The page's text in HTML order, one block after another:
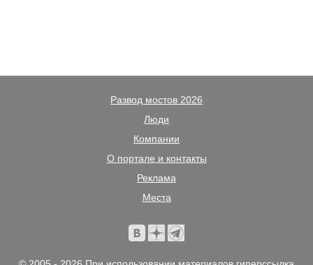
Развод мостов 2026
Люди
Компании
О портале и контакты
Реклама
Места